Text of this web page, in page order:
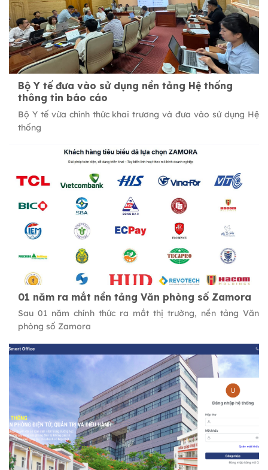
Bộ Y tế đưa vào sử dụng nền tảng Hệ thống
thông tin báo cáo
Bộ Y tế vừa chính thức khai trương và đưa vào sử dụng Hệ
thống
01 năm ra mắt nền tảng Văn phòng số Zamora
Sau 01 năm chính thức ra mắt thị trường, nền tảng Văn
phòng số Zamora